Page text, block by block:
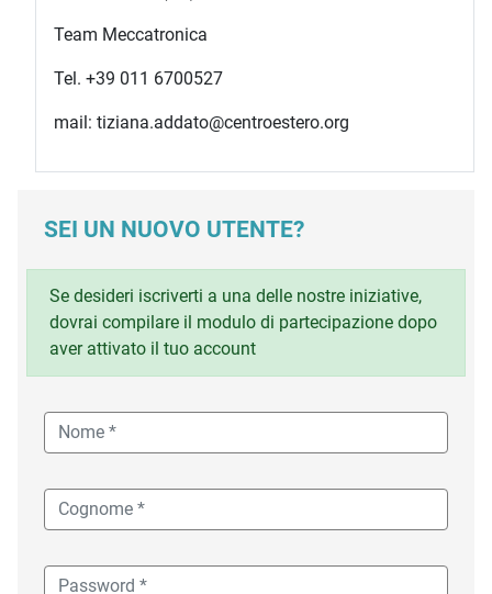
Team Meccatronica
Tel. +39 011 6700527
mail: tiziana.addato@centroestero.org
SEI UN NUOVO UTENTE?
Se desideri iscriverti a una delle nostre iniziative,
dovrai compilare il modulo di partecipazione dopo
aver attivato il tuo account